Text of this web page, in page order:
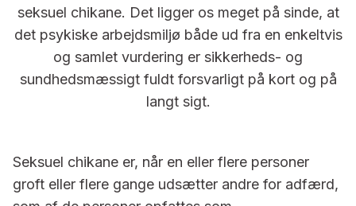
seksuel chikane. Det ligger os meget på sinde, at
det psykiske arbejdsmiljø både ud fra en enkeltvis
og samlet vurdering er sikkerheds- og
sundhedsmæssigt fuldt forsvarligt på kort og på
langt sigt.
Seksuel chikane er, når en eller flere personer
groft eller flere gange udsætter andre for adfærd,